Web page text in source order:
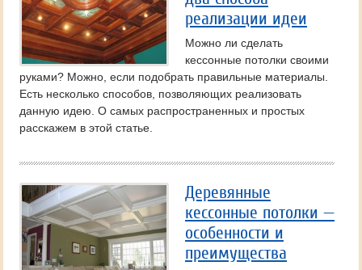
реализации идеи
Можно ли сделать
кессонные потолки своими
руками? Можно, если подобрать правильные материалы.
Есть несколько способов, позволяющих реализовать
данную идею. О самых распространенных и простых
расскажем в этой статье.
Деревянные
кессонные потолки —
особенности и
преимущества